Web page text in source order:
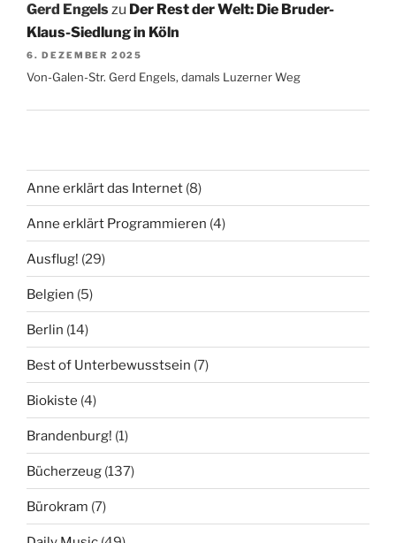
Gerd Engelszu Der Rest der Welt: Die Bruder-
Klaus-Siedlung in Köln
6. DEZEMBER 2025
Von-Galen-Str. Gerd Engels, damals Luzerner Weg
Anne erklärt das Internet (8)
Anne erklärt Programmieren (4)
Ausflug! (29)
Belgien (5)
Berlin (14)
Best of Unterbewusstsein (7)
Biokiste (4)
Brandenburg! (1)
Bücherzeug (137)
Bürokram (7)